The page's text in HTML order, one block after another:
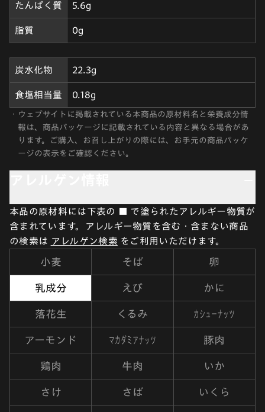
たんぱく質 5.6g
脂質 0g
炭水化物 22.3g
食塩相当量 0.18g
・ ウェブサイトに掲載されている本商品の原材料名と栄養成分情
報は、商品パッケージに記載されている内容と異なる場合があ
ります。ご購入、お召し上がりの際には、お手元の商品パッケ
ージの表示をご確認ください。
本品の原材料には下表の ■ で塗られたアレルギー物質が
含まれています。アレルギー物質を含む・含まない商品
の検索は アレルゲン検索 をご利用いただけます。
小麦 そば 卵
乳成分 えび かに
落花生 くるみ カシューナッツ
アーモンド マカダミアナッツ 豚肉
鶏肉 牛肉 いか
さけ さば いくら